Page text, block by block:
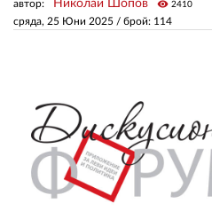
сряда, 25 Юни 2025 / брой: 114
автор: Николай Шопов visibility 2410